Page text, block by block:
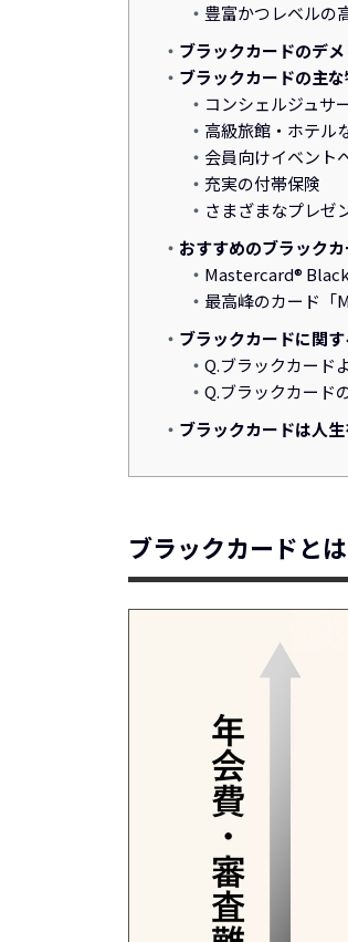
豊富かつレベルの
ブラックカードのデメ
ブラックカードの主
コンシェルジュサ
高級旅館・ホテル
会員向けイベント
充実の付帯保険
さまざまなプレゼ
おすすめのブラック
Mastercard®
最高峰のカード「
ブラックカードに関
Q.ブラックカード
Q.ブラックカード
ブラックカードは人
ブラックカードと